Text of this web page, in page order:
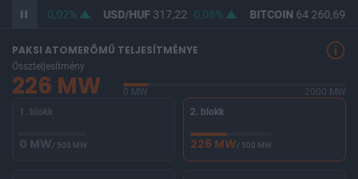
365,49 0,02% USD/HUF317,22 0,08% BITCOIN64 260,69
PAKSI ATOMERŐMŰ TELJESÍTMÉNYE
Összteljesítmény
226 MW 0 MW
2000 MW
1. blokk
0 MW/ 500 MW
2. blokk
226 MW/ 500 MW